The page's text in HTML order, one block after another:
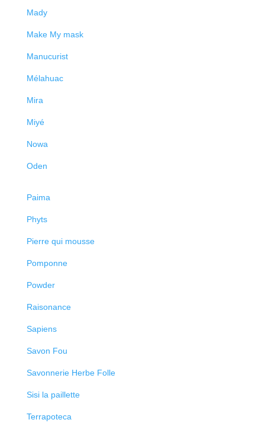
Mady
Make My mask
Manucurist
Mélahuac
Mira
Miyé
Nowa
Oden
Paima
Phyts
Pierre qui mousse
Pomponne
Powder
Raisonance
Sapiens
Savon Fou
Savonnerie Herbe Folle
Sisi la paillette
Terrapoteca